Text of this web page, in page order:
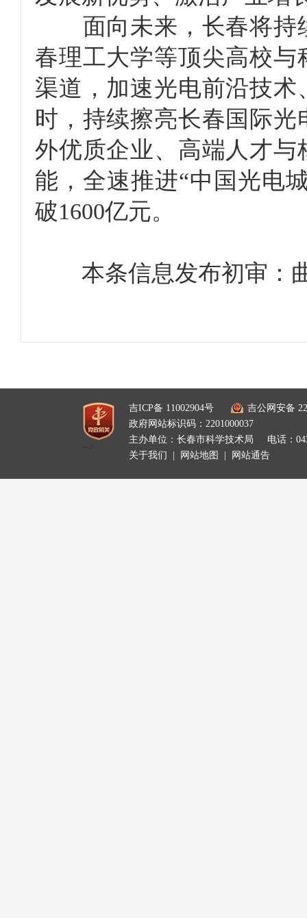
面向未来，长春将持
春理工大学等顶尖高校
渠道，加速光电前沿技
时，持续擦亮长春国际
外优质企业、高端人才
能，全速推进“中国光电
破1600亿元。
本条信息发布初审：曲
吉ICP备 11002904号
吉公网安备
政府网站标识码：2201000037
主办单位：长春市科学技术局
电话：
关于我们
网站地图 网站通告